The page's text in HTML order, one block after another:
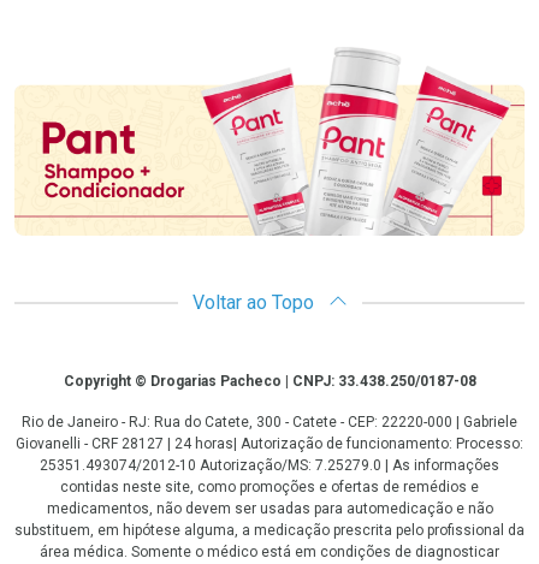
Promoção em Destaque
Voltar ao Topo
CopyrightCopyright © Drogarias Pacheco | CNPJ: 33.438.250/0187-08
Rio de Janeiro - RJ: Rua do Catete, 300 - Catete - CEP: 22220-000 | Gabriele
Giovanelli - CRF 28127 | 24 horas| Autorização de funcionamento: Processo:
25351.493074/2012-10 Autorização/MS: 7.25279.0 | As informações
contidas neste site, como promoções e ofertas de remédios e
medicamentos, não devem ser usadas para automedicação e não
substituem, em hipótese alguma, a medicação prescrita pelo profissional da
área médica. Somente o médico está em condições de diagnosticar